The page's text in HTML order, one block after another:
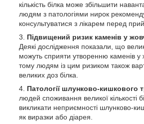
кількість білка може збільшити
людям з патологіями нирок
консультуватися з лікарем перед
Підвищений ризик каменів у
Деякі дослідження показали, що
можуть сприяти утворенню каменів у
тому людям із цим ризиком також
великих доз білка.
Патології шлунково-кишкового
людей споживання великої кількості
викликати неприємності шлунково-
як виразки або діарея.